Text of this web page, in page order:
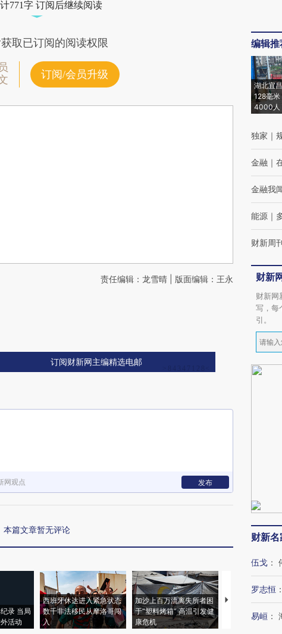
771字 订阅后继续阅读
取已订阅的阅读权限
订阅/会员升级
责任编辑：龙雪晴 | 版面编辑：王永
订阅财新网主编精选电邮
网观点 发布
本篇文章暂无评论
录 当局
活动
西班牙休达进入紧急状态
数千非法移民从摩洛哥闯
入
加沙上百万流离失所者困
于“塑料烤箱” 高温引发健
康危机
视线｜HYROX
术：是什么让中
心“花钱找虐”？
编辑推
湖北宜
128毫米
4000人
独家 ｜
金融 ｜
金融我
能源 ｜
财新周
财新
财新网
写，每
引。
财新名
伍戈 ：
罗志恒 ：
易峘 ：